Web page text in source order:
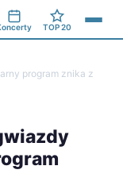
TOP 20
program znika z